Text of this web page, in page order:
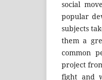
social
popular
subjects
them a
common
project
fight and